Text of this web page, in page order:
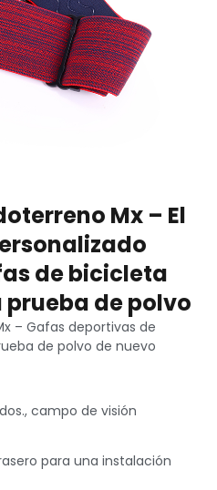
Mx – El
de bicicleta
de polvo
– Gafas deportivas de
de polvo de nuevo
campo de visión
para una instalación